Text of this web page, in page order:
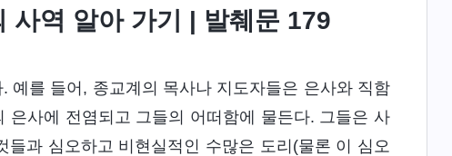
로 인류의 패괴 폭로 생명 진입 종착지와 결말
역 알아 가기 | 발췌문 179
예를 들어, 종교계의 목사나 지도자들은 은사와 직함
사에 전염되고 그들의 어떠함에 물든다. 그들은 사
과 심오하고 비현실적인 수많은 도리(물론 이 심오